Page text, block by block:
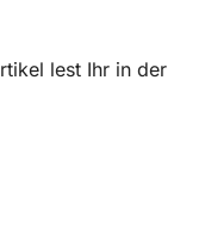
lest Ihr in der